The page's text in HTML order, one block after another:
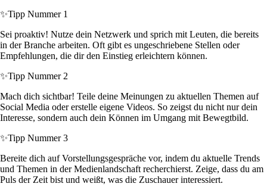
✨Tipp Nummer 1
Sei proaktiv! Nutze dein Netzwerk und sprich mit Leuten, die bereits
in der Branche arbeiten. Oft gibt es ungeschriebene Stellen oder
Empfehlungen, die dir den Einstieg erleichtern können.
✨Tipp Nummer 2
Mach dich sichtbar! Teile deine Meinungen zu aktuellen Themen auf
Social Media oder erstelle eigene Videos. So zeigst du nicht nur dein
Interesse, sondern auch dein Können im Umgang mit Bewegtbild.
✨Tipp Nummer 3
Bereite dich auf Vorstellungsgespräche vor, indem du aktuelle Trends
und Themen in der Medienlandschaft recherchierst. Zeige, dass du am
Puls der Zeit bist und weißt, was die Zuschauer interessiert.